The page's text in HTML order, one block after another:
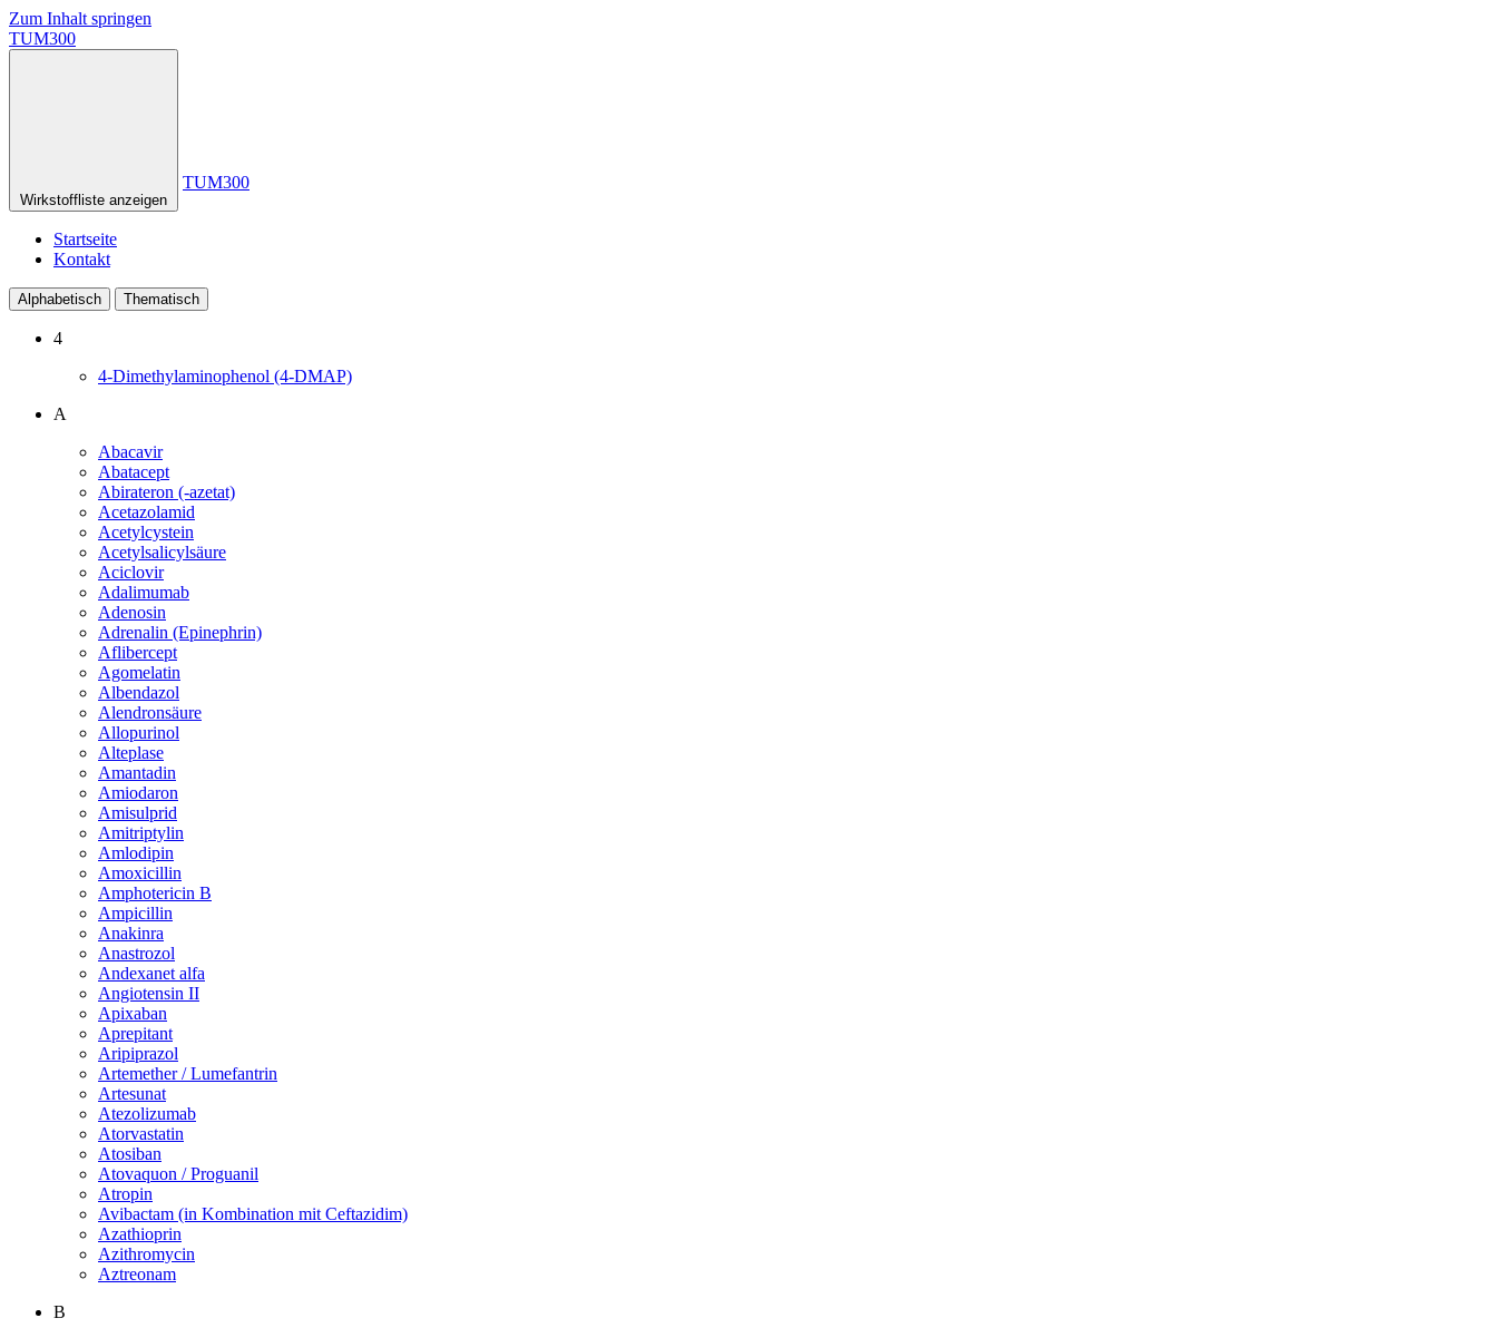
Zum Inhalt springen
TUM300
Wirkstoffliste anzeigen
TUM300
Startseite
Kontakt
Alphabetisch Thematisch
4
4-Dimethylaminophenol (4-DMAP)
A
Abacavir
Abatacept
Abirateron (-azetat)
Acetazolamid
Acetylcystein
Acetylsalicylsäure
Aciclovir
Adalimumab
Adenosin
Adrenalin (Epinephrin)
Aflibercept
Agomelatin
Albendazol
Alendronsäure
Allopurinol
Alteplase
Amantadin
Amiodaron
Amisulprid
Amitriptylin
Amlodipin
Amoxicillin
Amphotericin B
Ampicillin
Anakinra
Anastrozol
Andexanet alfa
Angiotensin II
Apixaban
Aprepitant
Aripiprazol
Artemether / Lumefantrin
Artesunat
Atezolizumab
Atorvastatin
Atosiban
Atovaquon / Proguanil
Atropin
Avibactam (in Kombination mit Ceftazidim)
Azathioprin
Azithromycin
Aztreonam
B